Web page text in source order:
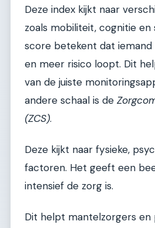
Deze index kijkt naar
zoals mobiliteit, cognitie en
score betekent dat iemand
en meer risico loopt. Dit
van de juiste
andere schaal is de
(ZCS).
Deze kijkt naar fysieke,
factoren. Het geeft een
intensief de zorg is.
Dit helpt mantelzorgers en